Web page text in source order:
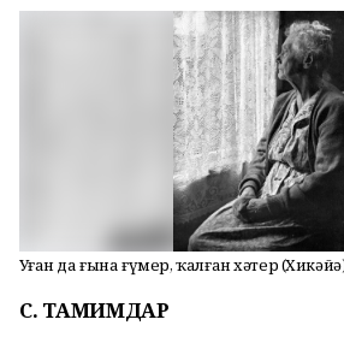
Уҙған да ғына ғүмер, ҡалған хәтер
С. ТАМИМДАР